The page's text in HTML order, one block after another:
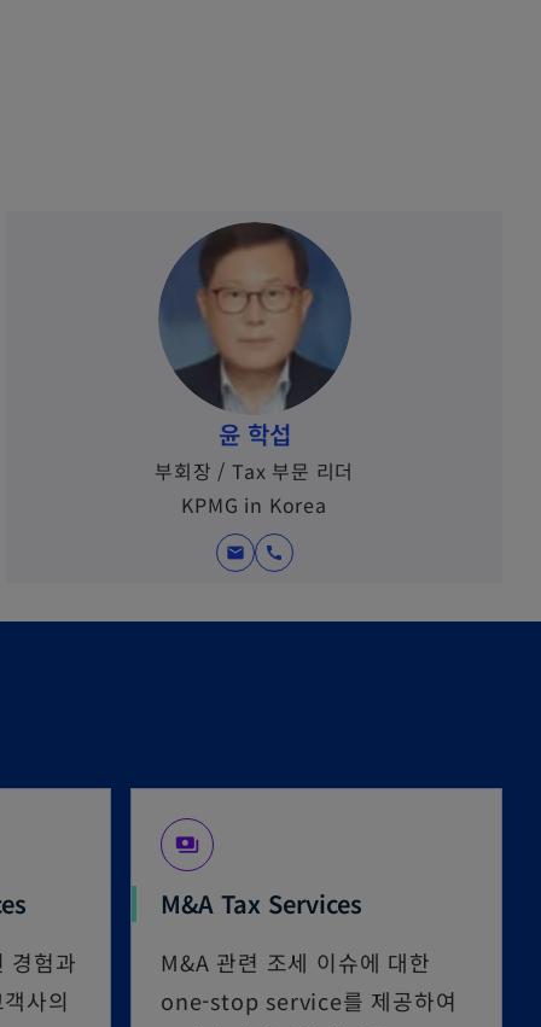
윤 학섭
부회장 / Tax 부문 리더
KPMG in Korea
mail call
경험과
사의
payments
M&A Tax Services
M&A 관련 조세 이슈에 대한
one-stop service를 제공하여